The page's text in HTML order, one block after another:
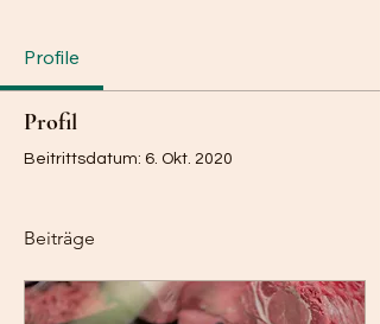
Profile
Profil
Beitrittsdatum: 6. Okt. 2020
Beiträge